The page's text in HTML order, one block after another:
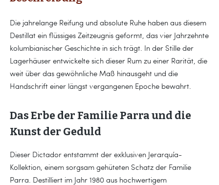
Die jahrelange Reifung und absolute Ruhe haben aus diesem
Destillat ein flüssiges Zeitzeugnis geformt, das vier Jahrzehnte
kolumbianischer Geschichte in sich trägt. In der Stille der
Lagerhäuser entwickelte sich dieser Rum zu einer Rarität, die
weit über das gewöhnliche Maß hinausgeht und die
Handschrift einer längst vergangenen Epoche bewahrt.
Das Erbe der Familie Parra und die
Kunst der Geduld
Dieser Dictador entstammt der exklusiven Jerarquía-
Kollektion, einem sorgsam gehüteten Schatz der Familie
Parra. Destilliert im Jahr 1980 aus hochwertigem